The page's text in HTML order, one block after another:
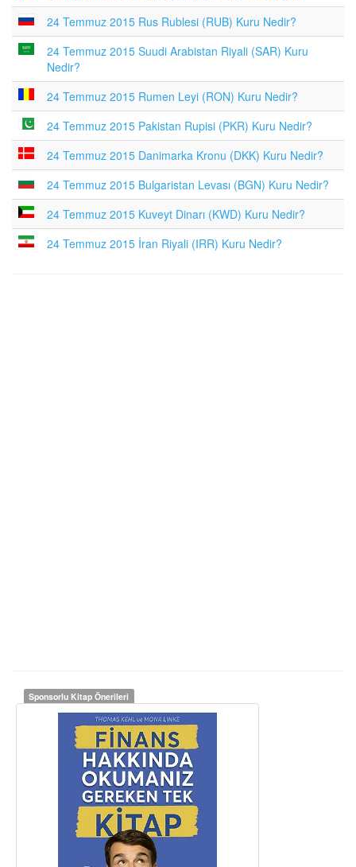
24 Temmuz 2015 Rus Rublesi (RUB) Kuru Nedir?
24 Temmuz 2015 Suudi Arabistan Riyali (SAR) Kuru
Nedir?
24 Temmuz 2015 Rumen Leyi (RON) Kuru Nedir?
24 Temmuz 2015 Pakistan Rupisi (PKR) Kuru Nedir?
24 Temmuz 2015 Danimarka Kronu (DKK) Kuru Nedir?
24 Temmuz 2015 Bulgaristan Levası (BGN) Kuru Nedir?
24 Temmuz 2015 Kuveyt Dinarı (KWD) Kuru Nedir?
24 Temmuz 2015 İran Riyali (IRR) Kuru Nedir?
Sponsorlu Kitap Önerileri